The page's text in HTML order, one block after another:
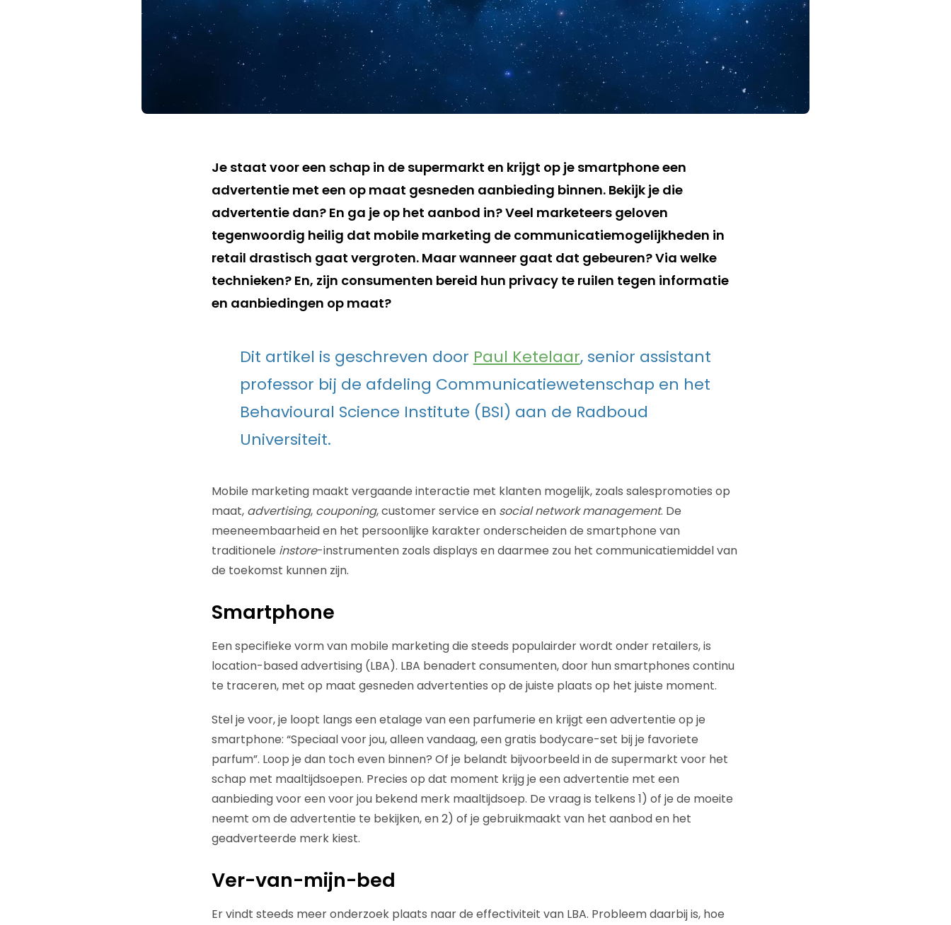
Je staat voor een schap in de supermarkt en krijgt op je smartphone een
advertentie met een op maat gesneden aanbieding binnen. Bekijk je die
advertentie dan? En ga je op het aanbod in? Veel marketeers geloven
tegenwoordig heilig dat mobile marketing de communicatiemogelijkheden in
retail drastisch gaat vergroten. Maar wanneer gaat dat gebeuren? Via welke
technieken? En, zijn consumenten bereid hun privacy te ruilen tegen informatie
en aanbiedingen op maat?
Dit artikel is geschreven door Paul Ketelaar, senior assistant
professor bij de afdeling Communicatiewetenschap en het
Behavioural Science Institute (BSI) aan de Radboud
Universiteit.
Mobile marketing maakt vergaande interactie met klanten mogelijk, zoals salespromoties op
maat, advertising, couponing, customer service en social network management. De
meeneembaarheid en het persoonlijke karakter onderscheiden de smartphone van
traditionele instore-instrumenten zoals displays en daarmee zou het communicatiemiddel van
de toekomst kunnen zijn.
Smartphone
Een specifieke vorm van mobile marketing die steeds populairder wordt onder retailers, is
location-based advertising (LBA). LBA benadert consumenten, door hun smartphones continu
te traceren, met op maat gesneden advertenties op de juiste plaats op het juiste moment.
Stel je voor, je loopt langs een etalage van een parfumerie en krijgt een advertentie op je
smartphone: “Speciaal voor jou, alleen vandaag, een gratis bodycare-set bij je favoriete
parfum”. Loop je dan toch even binnen? Of je belandt bijvoorbeeld in de supermarkt voor het
schap met maaltijdsoepen. Precies op dat moment krijg je een advertentie met een
aanbieding voor een voor jou bekend merk maaltijdsoep. De vraag is telkens 1) of je de moeite
neemt om de advertentie te bekijken, en 2) of je gebruikmaakt van het aanbod en het
geadverteerde merk kiest.
Ver-van-mijn-bed
Er vindt steeds meer onderzoek plaats naar de effectiviteit van LBA. Probleem daarbij is, hoe